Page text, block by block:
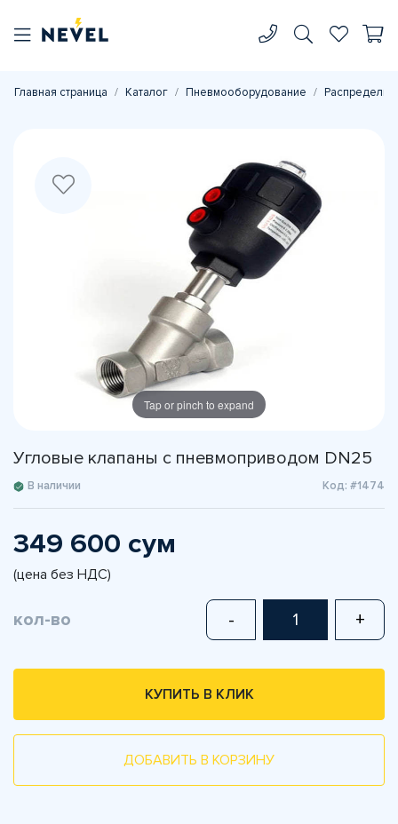
Главная страница Каталог Пневмооборудование
Tap or pinch to expand
Угловые клапаны с пневмоприводом DN25
В наличии Код: #1474
349 600 сум
(цена без НДС)
кол-во - +
КУПИТЬ В КЛИК
ДОБАВИТЬ В КОРЗИНУ